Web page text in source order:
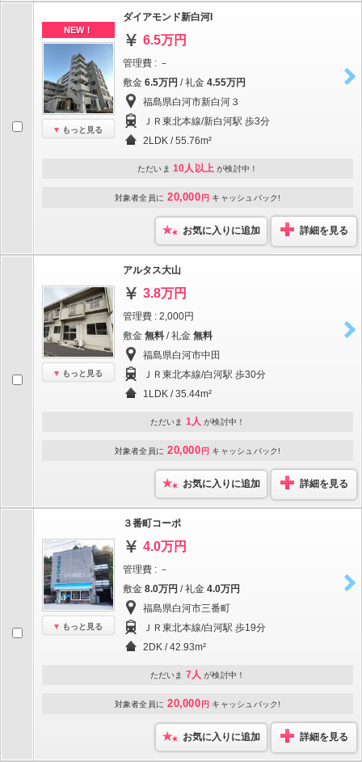
NEW！
もっと見る
ダイアモンド新白河I
6.5万円
管理費 : －
敷金 6.5万円 / 礼金 4.55万円
福島県白河市新白河３
ＪＲ東北本線/新白河駅 歩3分
2LDK / 55.76m²
ただいま 10人以上 が検討中！
対象者全員に 20,000 円 キャッシュバック!
お気に入りに追加 詳細を見る
もっと見る
アルタス大山
3.8万円
管理費 : 2,000円
敷金 無料 / 礼金 無料
福島県白河市中田
ＪＲ東北本線/白河駅 歩30分
1LDK / 35.44m²
ただいま 1人 が検討中！
対象者全員に 20,000 円 キャッシュバック!
お気に入りに追加 詳細を見る
もっと見る
３番町コーポ
4.0万円
管理費 : －
敷金 8.0万円 / 礼金 4.0万円
福島県白河市三番町
ＪＲ東北本線/白河駅 歩19分
2DK / 42.93m²
ただいま 7人 が検討中！
対象者全員に 20,000 円 キャッシュバック!
お気に入りに追加 詳細を見る